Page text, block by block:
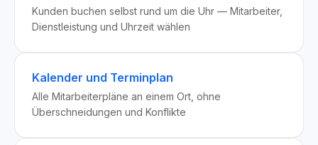
Kunden buchen selbst rund um die Uhr — Mitarbeiter,
Dienstleistung und Uhrzeit wählen
Kalender und Terminplan
Alle Mitarbeiterpläne an einem Ort, ohne
Überschneidungen und Konflikte